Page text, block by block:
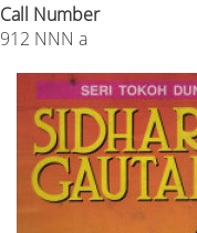
Call Number
912 NNN a